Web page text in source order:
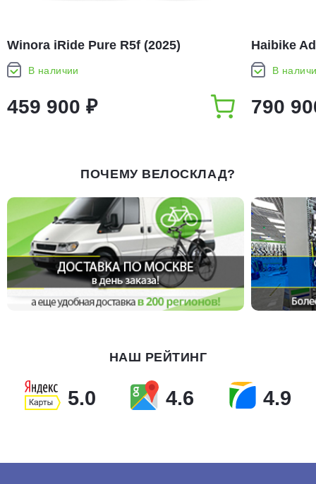
Winora iRide Pure R5f (2025)
В наличии
459 900 ₽
Haibike
В
790
ПОЧЕМУ ВЕЛОСКЛАД?
НАШ РЕЙТИНГ
5.0 4.6 4.9